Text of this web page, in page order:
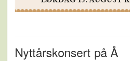
Nyttårskonsert på Å